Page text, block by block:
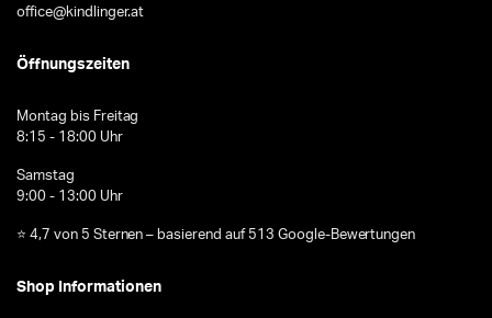
office@kindlinger.at
Öffnungszeiten
Montag bis Freitag
8:15 - 18:00 Uhr
Samstag
9:00 - 13:00 Uhr
⭐ 4,7 von 5 Sternen – basierend auf 513 Google-Bewertungen
Shop Informationen